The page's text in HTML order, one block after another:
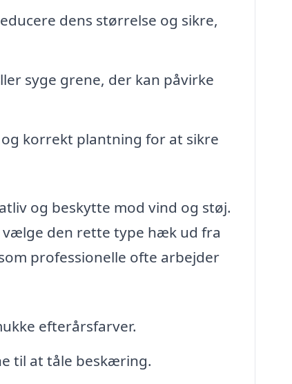
dens størrelse og sikre,
syge grene, der kan påvirke
korrekt plantning for at sikre
og beskytte mod vind og støj.
vælge den rette type hæk ud fra
professionelle ofte arbejder
efterårsfarver.
til at tåle beskæring.